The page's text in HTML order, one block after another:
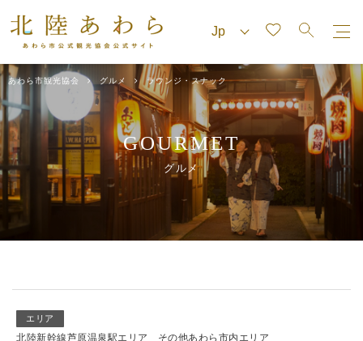
あわら市観光協会 グルメ ラウンジ・スナック
GOURMET
グルメ
エリア
北陸新幹線芦原温泉駅エリア
その他あわら市内エリア